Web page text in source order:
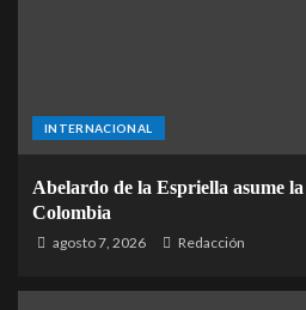
INTERNACIONAL
Abelardo de la Espriella asume
Colombia
agosto 7, 2026 Redacción